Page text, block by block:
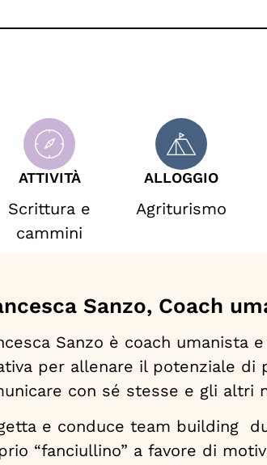
ATTIVITÀ
Scrittura e
cammini
ALLOGGIO
Agriturismo
Sanzo, Coach
Sanzo è coach
per allenare il potenziale di
con sé stesse e gli altri
e conduce team building
“fanciullino” a favore di